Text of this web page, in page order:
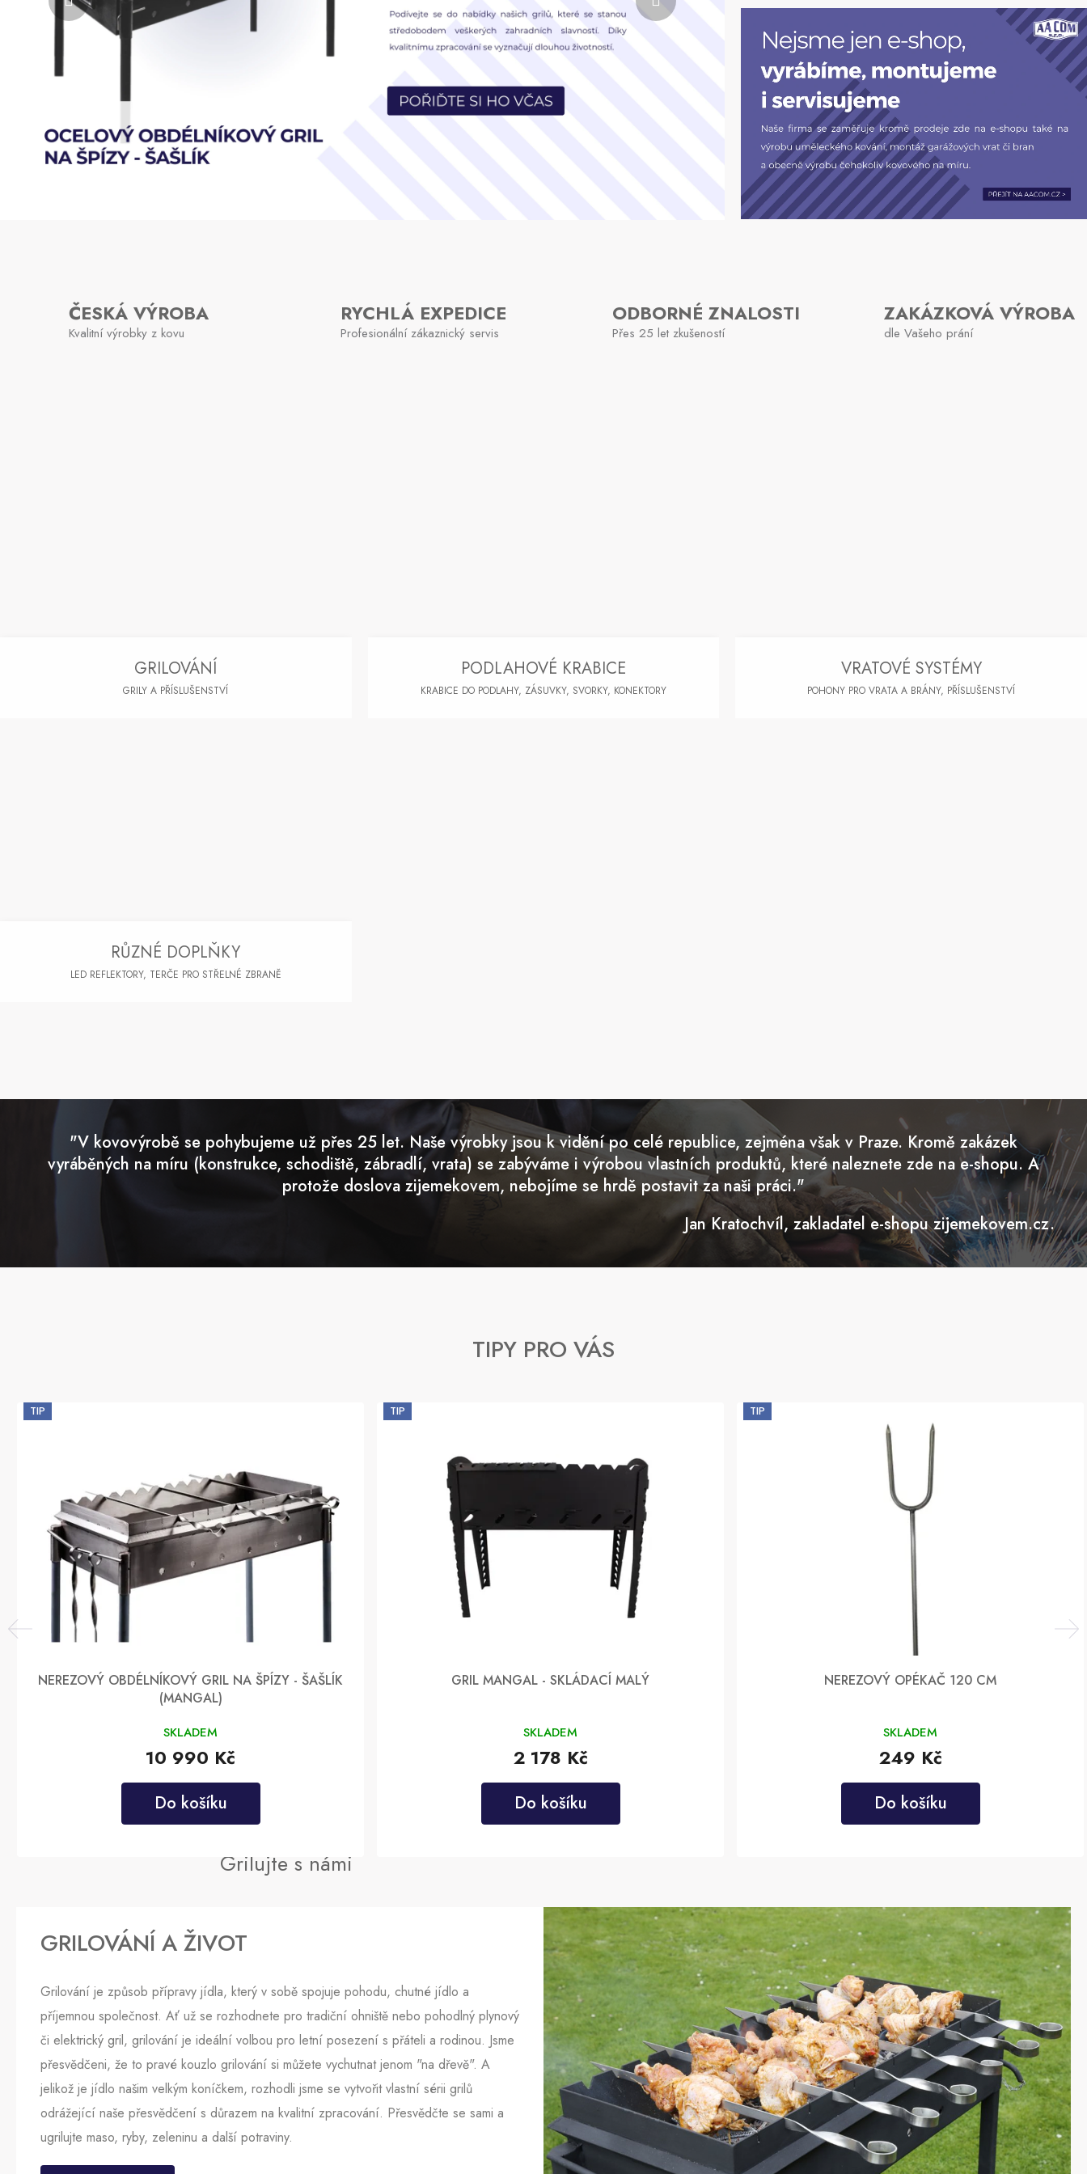
ČESKÁ VÝROBA
Kvalitní výrobky z kovu
RYCHLÁ EXPEDICE
Profesionální zákaznický servis
ODBORNÉ ZNALOSTI
Přes 25 let zkušeností
ZAKÁZKOVÁ VÝROBA
dle Vašeho prání
GRILOVÁNÍ
GRILY A PŘÍSLUŠENSTVÍ
PODLAHOVÉ KRABICE
KRABICE DO PODLAHY, ZÁSUVKY, SVORKY, KONEKTORY
VRATOVÉ SYSTÉMY
POHONY PRO VRATA A BRÁNY, PŘÍSLUŠENSTVÍ
RŮZNÉ DOPLŇKY
LED REFLEKTORY, TERČE PRO STŘELNÉ ZBRANĚ
"V kovovýrobě se pohybujeme už přes 25 let. Naše výrobky jsou k vidění po celé republice, zejména však v Praze. Kromě zakázek
vyráběných na míru (konstrukce, schodiště, zábradlí, vrata) se zabýváme i výrobou vlastních produktů, které naleznete zde na e-shopu. A
protože doslova zijemekovem, nebojíme se hrdě postavit za naši práci."
Jan Kratochvíl, zakladatel e-shopu zijemekovem.cz.
TIPY PRO VÁS
TIP
NEREZOVÝ OBDÉLNÍKOVÝ GRIL NA ŠPÍZY - ŠAŠLÍK
(MANGAL)
SKLADEM
10 990 Kč
Do košíku
TIP
GRIL MANGAL - SKLÁDACÍ MALÝ
SKLADEM
2 178 Kč
Do košíku
TIP
NEREZOVÝ OPÉKAČ 120 CM
SKLADEM
249 Kč
Do košíku
Grilujte s námi
GRILOVÁNÍ A ŽIVOT
Grilování je způsob přípravy jídla, který v sobě spojuje pohodu, chutné jídlo a
příjemnou společnost. Ať už se rozhodnete pro tradiční ohniště nebo pohodlný plynový
či elektrický gril, grilování je ideální volbou pro letní posezení s přáteli a rodinou. Jsme
přesvědčeni, že to pravé kouzlo grilování si můžete vychutnat jenom "na dřevě". A
jelikož je jídlo našim velkým koníčkem, rozhodli jsme se vytvořit vlastní sérii grilů
odrážející naše přesvědčení s důrazem na kvalitní zpracování. Přesvědčte se sami a
ugrilujte maso, ryby, zeleninu a další potraviny.